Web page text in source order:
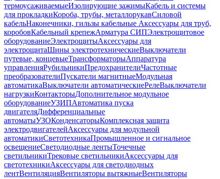
термоусаживаемыеИзолирующие зажимыКабель и системы
для прокладкиКороба, трубы, металлорукавСиловой
кабельНаконечники, гильзы кабельные Аксессуары для труб,
коробовКабельный крепежАрматура СИПЭлектрощитовое
оборудованиеЭлектрощитыАксессуары для
электрощитаШины электротехническиеВыключатели
путевые, концевыеТрансформаторыАппаратура
управленияРубильникиПредохранителиЧастотные
преобразователиПускатели магнитныеМодульная
автоматикаВыключатели автоматическиеРелеВыключатели
нагрузкиКонтакторыДополнительное модульное
оборудованиеУЗИПАвтоматика пуска
двигателяДифференциальные
автоматыУЗОКонденсаторыКомплексная защита
электродвигателейАксессуары для модульной
автоматикиСветотехникаПромышленное и сигнальное
освещениеСветодиодные лентыТочечные
светильникиТрековые светильникиАксессуары для
светотехникиАксессуары для светодиодных
лентВентиляцияВентиляторы вытяжныеВентиляторы